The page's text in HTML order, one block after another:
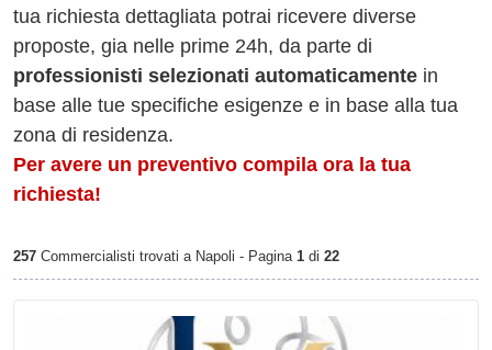
tua richiesta dettagliata potrai ricevere diverse
proposte, gia nelle prime 24h, da parte di
professionisti selezionati automaticamente in
base alle tue specifiche esigenze e in base alla tua
zona di residenza.
Per avere un preventivo compila ora la tua
richiesta!
257 Commercialisti trovati a Napoli - Pagina 1 di 22